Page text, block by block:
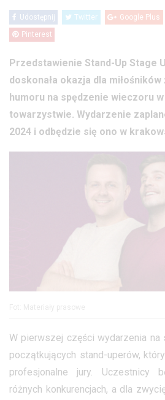
Udostępnij Twitter Google Plus
Pinterest
Przedstawienie Stand-Up Stage
doskonała okazja dla
humoru na spędzenie wieczoru
towarzystwie. Wydarzenie
2024 i odbędzie się ono w
W pierwszej części wydarzenia
początkujących stand-uperów,
profesjonalne jury. Uczestnicy
różnych konkurencjach, a dla